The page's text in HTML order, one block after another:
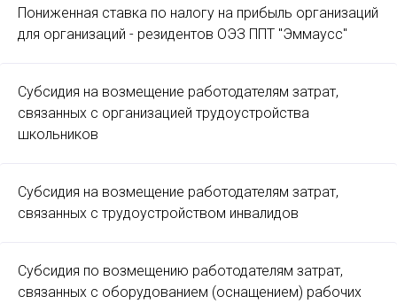
Пониженная ставка по налогу на прибыль организаций
для организаций - резидентов ОЭЗ ППТ "Эммаусс"
Субсидия на возмещение работодателям затрат,
связанных с организацией трудоустройства
школьников
Субсидия на возмещение работодателям затрат,
связанных с трудоустройством инвалидов
Субсидия по возмещению работодателям затрат,
связанных с оборудованием (оснащением) рабочих